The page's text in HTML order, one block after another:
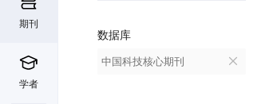
期刊
学者
数据库
中国科技核心期刊